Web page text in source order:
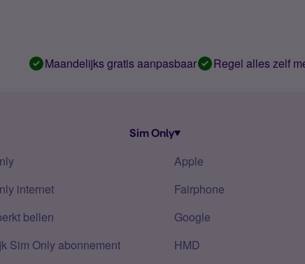
Maandelijks gratis aanpasbaar Regel alles zelf
Sim Only
internet
bellen
Sim Only abonnement
Apple
Fairphone
Google
HMD